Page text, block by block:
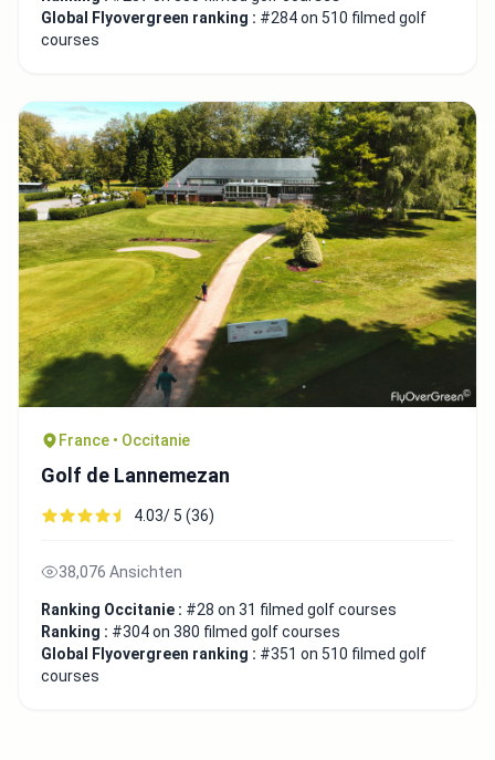
Global Flyovergreen ranking : #284 on 510 filmed golf
courses
France • Occitanie
Golf de Lannemezan
4.03/ 5 (36)
38,076 Ansichten
Ranking Occitanie : #28 on 31 filmed golf courses
Ranking : #304 on 380 filmed golf courses
Global Flyovergreen ranking : #351 on 510 filmed golf
courses